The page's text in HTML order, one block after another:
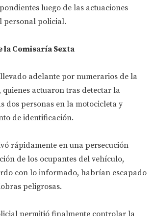
luego de las actuaciones
personal policial.
Comisaría Sexta
adelante por numerarios de la
quienes actuaron tras detectar la
dos personas en la motocicleta y
de identificación.
rápidamente en una persecución
de los ocupantes del vehículo,
con lo informado, habrían escapado
peligrosas.